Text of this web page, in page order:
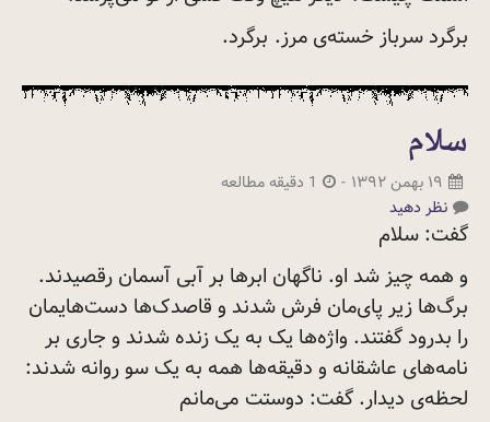
برگرد سرباز خسته‌ی مرز. برگرد.
سلام
۱۹ بهمن ۱۳۹۲ -
1 دقیقه مطالعه
نظر دهید
گفت: سلام
و همه چیز شد او. ناگهان ابرها بر آبی آسمان رقصیدند.
برگ‌ها زیر پای‌مان فرش شدند و قاصدک‌ها دست‌هایمان
را بدرود گفتند. واژه‌ها یک به یک زنده شدند و جاری بر
نامه‌های عاشقانه و دقیقه‌ها همه به یک سو روانه شدند:
لحظه‌ی دیدار. گفت: دوستت می‌مانم